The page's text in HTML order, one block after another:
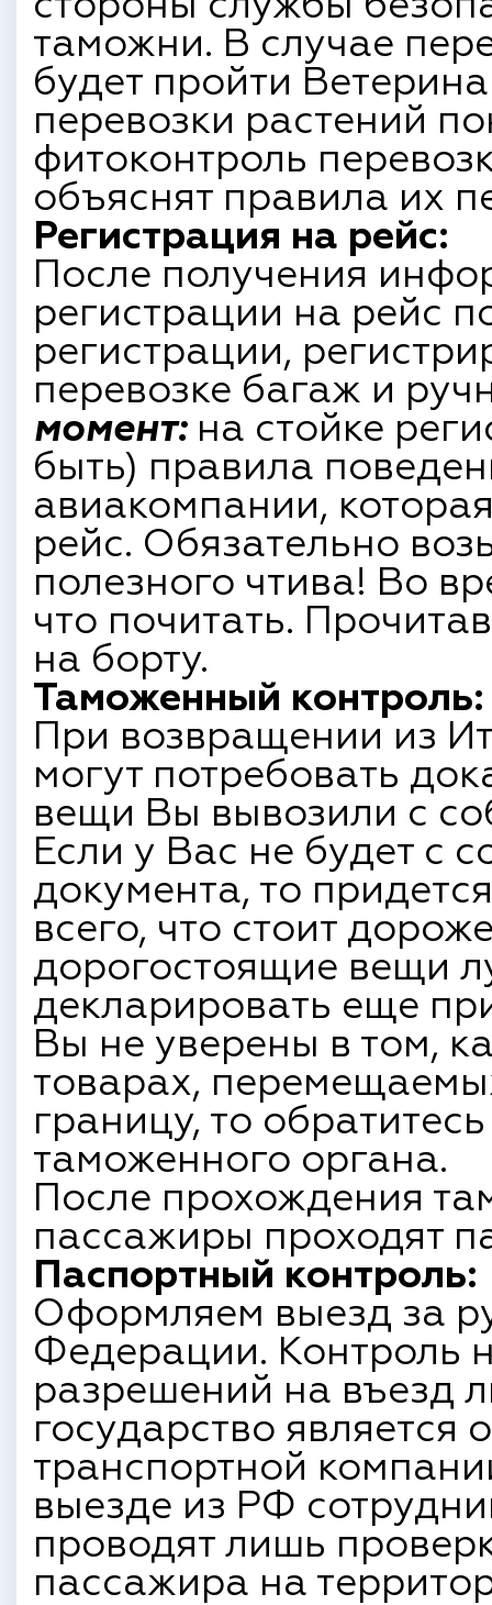
таможни. В случае
будет пройти
перевозки растений
фитоконтроль
объяснят правила их
Регистрация на рейс:
После получения
регистрации на рейс
регистрации,
перевозке багаж и
момент:на стойке
быть) правила
авиакомпании,
рейс. Обязательно
полезного чтива! Во
что почитать.
на борту.
Таможенный контроль:
При возвращении из
могут потребовать
вещи Вы вывозили с
Если у Вас не будет с
документа, то
всего, что стоит
дорогостоящие вещи
декларировать еще
Вы не уверены в том,
товарах,
границу, то
таможенного органа.
После прохождения
пассажиры проходят
Паспортный контроль:
Оформляем выезд за
Федерации. Контроль
разрешений на въезд
государство является
транспортной
выезде из РФ
проводят лишь
пассажира на